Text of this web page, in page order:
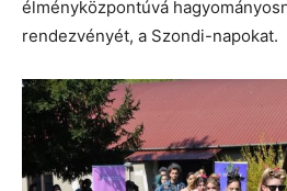
élményközpontúvá
rendezvényét, a Szondi-napokat.